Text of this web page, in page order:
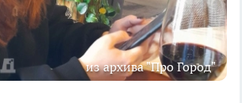
из архива "Про Город"